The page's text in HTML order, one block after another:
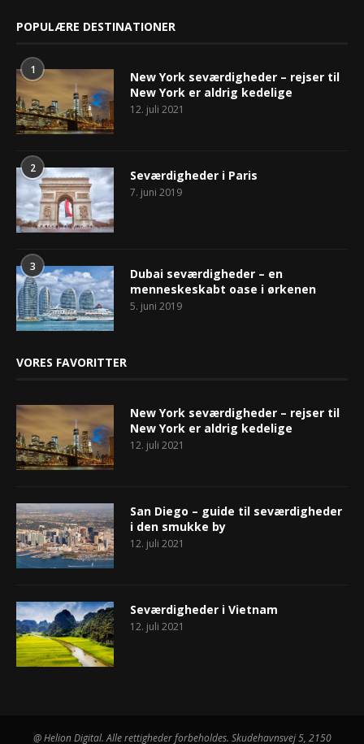
POPULÆRE DESTINATIONER
1
New York seværdigheder – rejser til
New York er aldrig kedelige
12. juli 2021
2 Seværdigheder i Paris
7. juni 2019
3
Dubai seværdigheder – en
menneskeskabt oase i ørkenen
5. juni 2019
VORES FAVORITTER
New York seværdigheder – rejser til
New York er aldrig kedelige
12. juli 2021
San Diego – guide til seværdigheder
i den smukke by
12. juli 2021
Seværdigheder i Vietnam
12. juli 2021
@ Helion Digital. Alle rettigheder forbeholdes. Skudehavnsvej 5, 2150